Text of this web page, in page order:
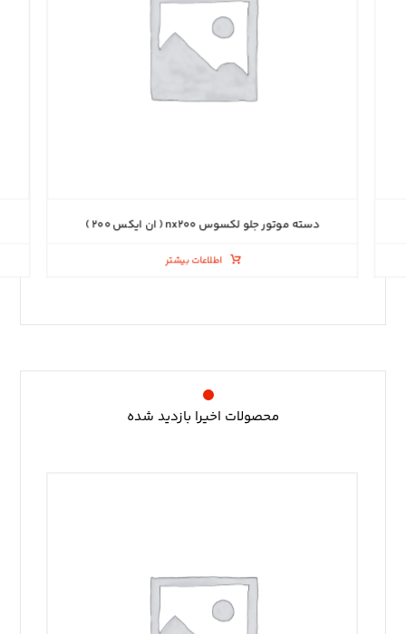
دسته موتور جلو لکسوس nx۲۰۰ ( ان ایکس ۲۰۰ )
اطلاعات بیشتر
محصولات اخیرا بازدید شده